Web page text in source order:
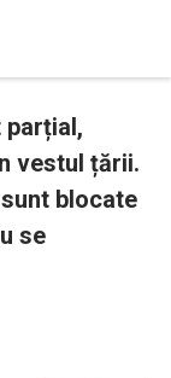
parțial,
vestul țării.
blocate
se